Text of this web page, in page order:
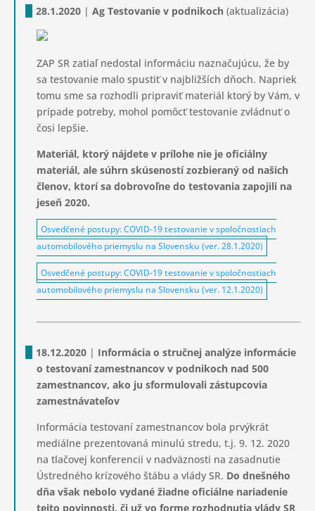
28.1.2020 | Ag Testovanie v podnikoch (aktualizácia)
ZAP SR zatiaľ nedostal informáciu naznačujúcu, že by
sa testovanie malo spustiť v najbližších dňoch. Napriek
tomu sme sa rozhodli pripraviť materiál ktorý by Vám, v
prípade potreby, mohol pomôcť testovanie zvládnuť o
čosi lepšie.
Materiál, ktorý nájdete v prílohe nie je oficiálny
materiál, ale súhrn skúseností zozbieraný od našich
členov, ktorí sa dobrovoľne do testovania zapojili na
jeseň 2020.
Osvedčené postupy: COVID-19 testovanie v spoločnostiach
automobilového priemyslu na Slovensku (ver. 28.1.2020)
Osvedčené postupy: COVID-19 testovanie v spoločnostiach
automobilového priemyslu na Slovensku (ver. 12.1.2020)
18.12.2020 | Informácia o stručnej analýze informácie
o testovaní zamestnancov v podnikoch nad 500
zamestnancov, ako ju sformulovali zástupcovia
zamestnávateľov
Informácia testovaní zamestnancov bola prvýkrát
mediálne prezentovaná minulú stredu, t.j. 9. 12. 2020
na tlačovej konferencii v nadväznosti na zasadnutie
Ústredného krízového štábu a vlády SR. Do dnešného
dňa však nebolo vydané žiadne oficiálne nariadenie
tejto povinnosti, či už vo forme rozhodnutia vlády SR